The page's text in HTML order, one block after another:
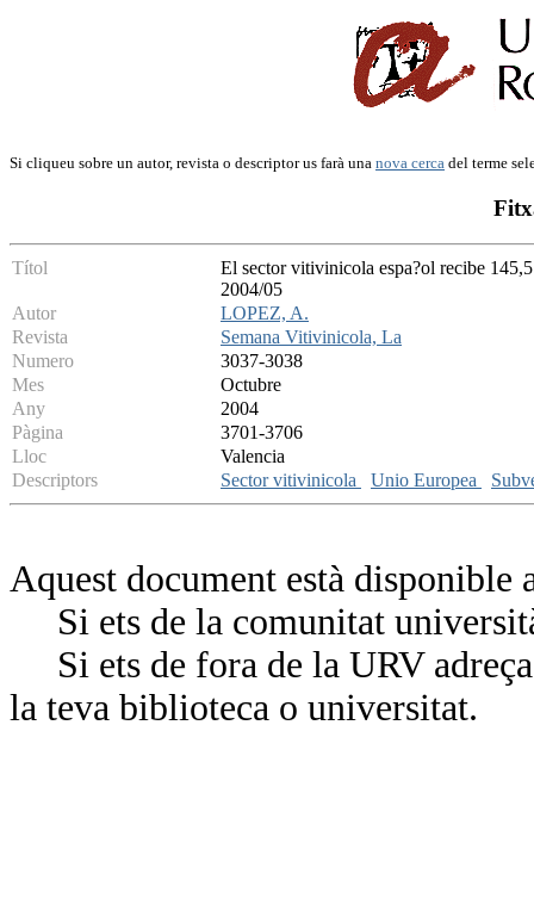
Si cliqueu sobre un autor, revista o descriptor us farà una nova cerca del terme
Títol
El sector vitivinicola espa?ol recibe
2004/05
Autor
LOPEZ, A.
Revista
Semana Vitivinicola, La
Numero
3037-3038
Mes
Octubre
Any
2004
Pàgina
3701-3706
Lloc
Valencia
Descriptors
Sector vitivinicola Unio Europea
Aquest document està
Si ets de la comunitat
Si ets de fora de la URV
la teva biblioteca o universitat.